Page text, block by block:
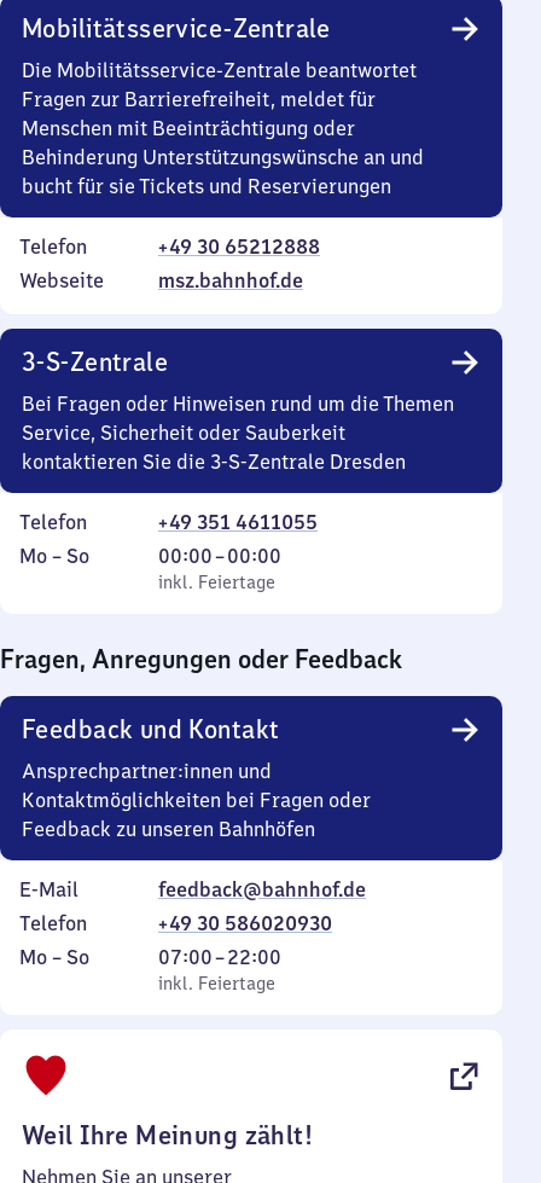
Mobilitätsservice-Zentrale
Die Mobilitätsservice-Zentrale beantwortet
Fragen zur Barrierefreiheit, meldet für
Menschen mit Beeinträchtigung oder
Behinderung Unterstützungswünsche an und
bucht für sie Tickets und Reservierungen
Telefon
+49 30 65212888
Webseite
msz.bahnhof.de
3-S-Zentrale
Bei Fragen oder Hinweisen rund um die Themen
Service, Sicherheit oder Sauberkeit
kontaktieren Sie die 3-S-Zentrale Dresden
Telefon
+49 351 4611055
Montag
Mo – So,
inkl. Feiertage
00:00–00:00
Von
0
0
Uhr
inkl. Feiertage
Fragen, Anregungen oder Feedback
Feedback und Kontakt
Ansprechpartner:innen und
Kontaktmöglichkeiten bei Fragen oder
Feedback zu unseren Bahnhöfen
E-Mail
feedback@bahnhof.de
Telefon
+49 30 586020930
Montag
Mo – So,
inkl. Feiertage
07:00–22:00
Von
7
inkl. Feiertage
Weil Ihre Meinung zählt!
Nehmen Sie an unserer